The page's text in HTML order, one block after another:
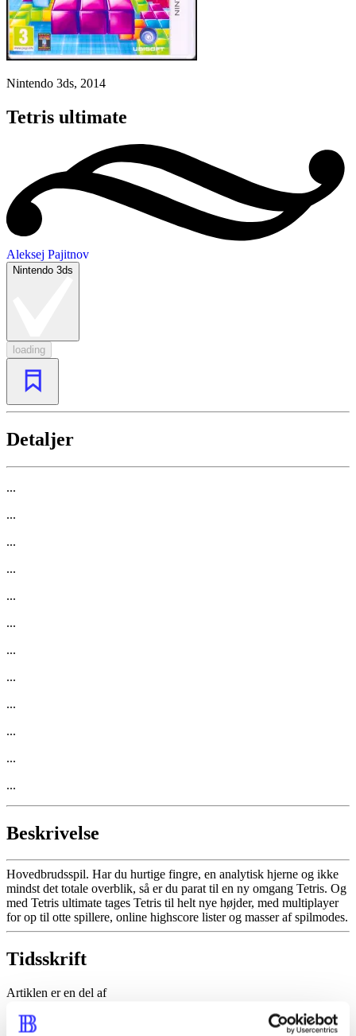
Nintendo 3ds, 2014
Tetris ultimate
Aleksej Pajitnov
Nintendo 3ds
loading
Detaljer
...
...
...
...
...
...
...
...
...
...
...
...
Beskrivelse
Hovedbrudsspil. Har du hurtige fingre, en analytisk hjerne og ikke
mindst det totale overblik, så er du parat til en ny omgang Tetris. Og
med Tetris ultimate tages Tetris til helt nye højder, med multiplayer
for op til otte spillere, online highscore lister og masser af spilmodes.
Tidsskrift
Artiklen er en del af